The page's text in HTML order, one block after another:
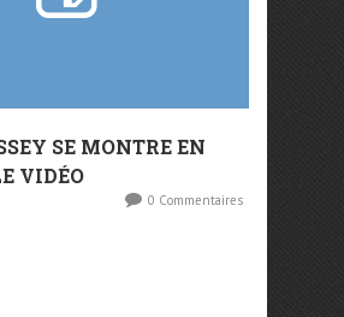
SE MONTRE EN
VIDÉO
0 Commentaires